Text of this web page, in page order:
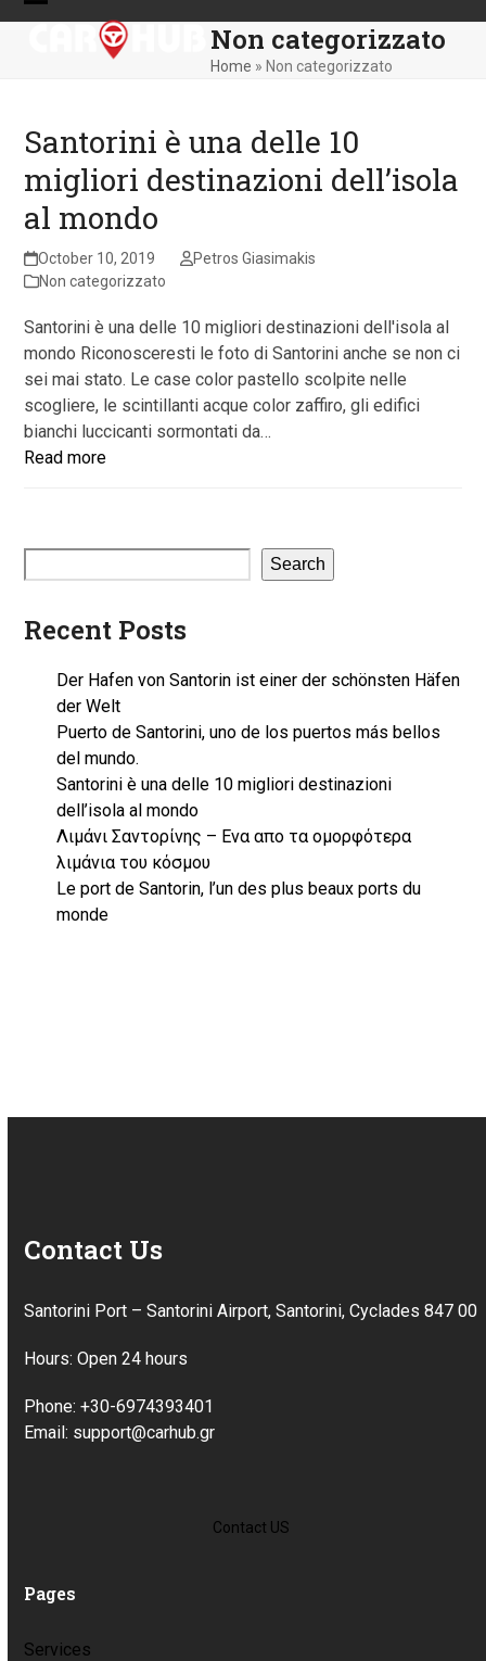
Skip
Open
Close
Non categorizzato
Home » Non categorizzato
Santorini è una delle 10
migliori destinazioni dell’isola
al mondo
October 10, 2019
Petros Giasimakis
Non categorizzato
Santorini è una delle 10 migliori destinazioni dell'isola al
mondo Riconosceresti le foto di Santorini anche se non ci
sei mai stato. Le case color pastello scolpite nelle
scogliere, le scintillanti acque color zaffiro, gli edifici
bianchi luccicanti sormontati da…
Read more
Search
Recent Posts
Der Hafen von Santorin ist einer der schönsten Häfen
der Welt
Puerto de Santorini, uno de los puertos más bellos
del mundo.
Santorini è una delle 10 migliori destinazioni
dell’isola al mondo
Λιμάνι Σαντορίνης – Ενα απο τα ομορφότερα
λιμάνια του κόσμου
Le port de Santorin, l’un des plus beaux ports du
monde
Contact Us
Santorini Port – Santorini Airport, Santorini, Cyclades 847 00
Hours: Open 24 hours
Phone: +30-6974393401
Email: support@carhub.gr
Contact US
Pages
Services